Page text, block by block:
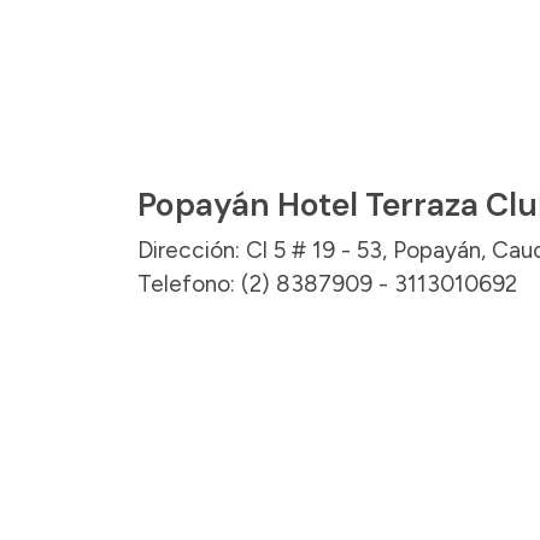
Popayán Hotel Terraza
Dirección: Cl 5 # 19 - 53, Popayán,
Telefono: (2) 8387909 - 3113010692